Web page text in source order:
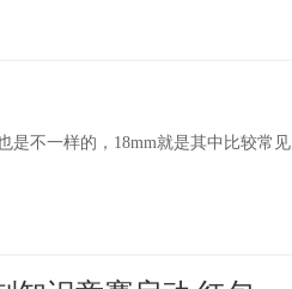
是不一样的，18mm就是其中比较常见